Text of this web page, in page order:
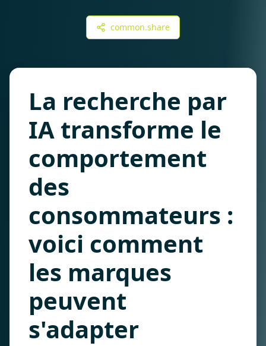
common.share
La recherche par
IA transforme le
comportement
des
consommateurs :
voici comment
les marques
peuvent
s'adapter